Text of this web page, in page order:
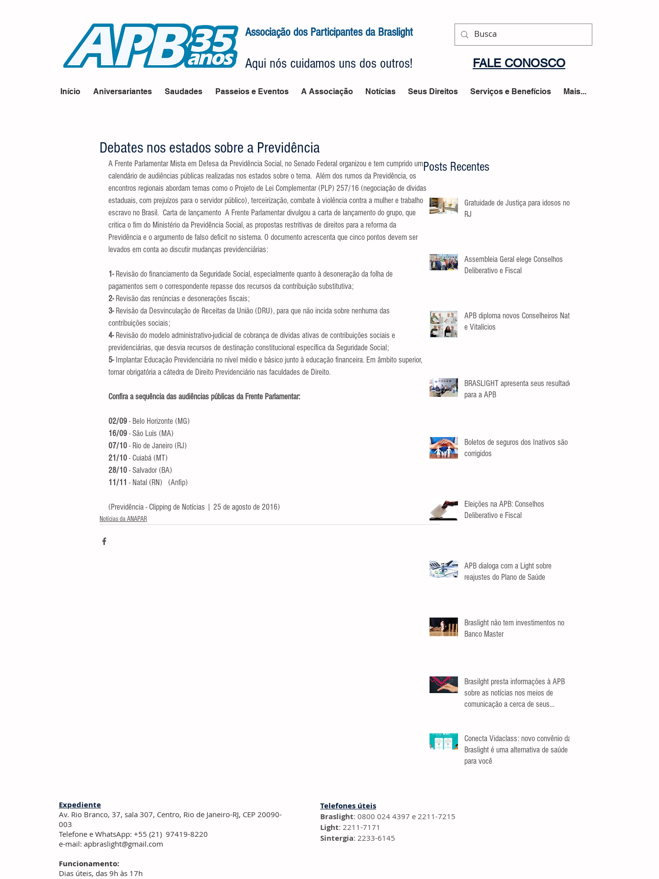
Associação dos Participantes da Braslight
Aqui nós cuidamos uns dos outros! FALE CONOSCO
Início Aniversariantes Saudades Passeios e Eventos A Associação Notícias Seus Direitos Serviços e Benefícios Mais...
Debates nos estados sobre a Previdência
A Frente Parlamentar Mista em Defesa da Previdência Social, no Senado Federal organizou e tem cumprido um
calendário de audiências públicas realizadas nos estados sobre o tema.  Além dos rumos da Previdência, os
encontros regionais abordam temas como o Projeto de Lei Complementar (PLP) 257/16 (negociação de dívidas
estaduais, com prejuízos para o servidor público), terceirização, combate à violência contra a mulher e trabalho
escravo no Brasil.  Carta de lançamento  A Frente Parlamentar divulgou a carta de lançamento do grupo, que
critica o fim do Ministério da Previdência Social, as propostas restritivas de direitos para a reforma da
Previdência e o argumento de falso deficit no sistema. O documento acrescenta que cinco pontos devem ser
levados em conta ao discutir mudanças previdenciárias:
1- Revisão do financiamento da Seguridade Social, especialmente quanto à desoneração da folha de
pagamentos sem o correspondente repasse dos recursos da contribuição substitutiva;
2- Revisão das renúncias e desonerações fiscais;
3- Revisão da Desvinculação de Receitas da União (DRU), para que não incida sobre nenhuma das
contribuições sociais;
4- Revisão do modelo administrativo-judicial de cobrança de dívidas ativas de contribuições sociais e
previdenciárias, que desvia recursos de destinação constitucional específica da Seguridade Social;
5- Implantar Educação Previdenciária no nível médio e básico junto à educação financeira. Em âmbito superior,
tornar obrigatória a cátedra de Direito Previdenciário nas faculdades de Direito.
Confira a sequência das audiências públicas da Frente Parlamentar:
02/09 - Belo Horizonte (MG)
16/09 - São Luís (MA)
07/10 - Rio de Janeiro (RJ)
21/10 - Cuiabá (MT)
28/10 - Salvador (BA)
11/11 - Natal (RN)   (Anfip)
(Previdência - Clipping de Notícias | 25 de agosto de 2016)
Notícias da ANAPAR
Posts Recentes
Gratuidade de Justiça para idosos no
RJ
Assembleia Geral elege Conselhos
Deliberativo e Fiscal
APB diploma novos Conselheiros Nato
e Vitalícios
BRASLIGHT apresenta seus resultados
para a APB
Boletos de seguros dos Inativos são
corrigidos
Eleições na APB: Conselhos
Deliberativo e Fiscal
APB dialoga com a Light sobre
reajustes do Plano de Saúde
Braslight não tem investimentos no
Banco Master
Brasilght presta informações à APB
sobre as notícias nos meios de
comunicação a cerca de seus
Conecta Vidaclass: novo convênio da
Braslight é uma alternativa de saúde
para você
Expediente
Av. Rio Branco, 37, sala 307, Centro, Rio de Janeiro-RJ, CEP 20090-
003
Telefone e WhatsApp: +55 (21) 97419-8220
e-mail: apbraslight@gmail.com
Funcionamento:
Dias úteis, das 9h às 17h
Telefones úteis
Braslight: 0800 024 4397 e 2211-7215
Light: 2211-7171
Sintergia: 2233-6145